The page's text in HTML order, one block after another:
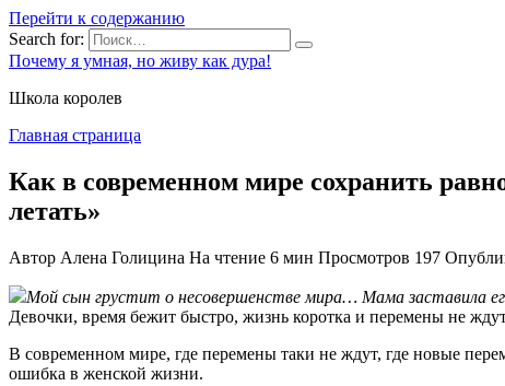
Перейти к содержанию
Search for:
Почему я умная, но живу как дура!
Школа королев
Главная страница
Как в современном мире сохранить
летать»
Автор Алена Голицина На чтение 6 мин Просмотров 197
Мой сын грустит о несовершенстве мира… Мама заставила
Девочки, время бежит быстро, жизнь коротка и перемены не
В современном мире, где перемены таки не ждут, где новые
ошибка в женской жизни.